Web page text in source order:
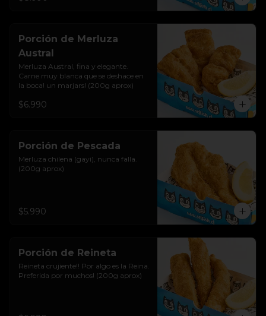
Porción de Merluza
Austral
Merluza Austral, fina y elegante.
Carne muy blanca que se deshace en
la boca! un marjars! (200g aprox)
$6.990
Porción de Pescada
Merluza chilena (gayi), nunca falla.
(200g aprox)
$5.990
Porción de Reineta
Reineta crujiente!! Por algo es la Reina.
Preferida por muchos! (200g aprox)